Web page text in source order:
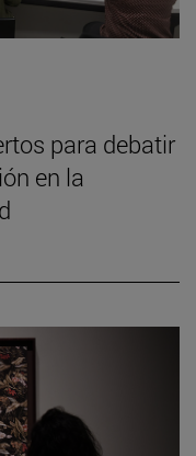
para debatir
en la